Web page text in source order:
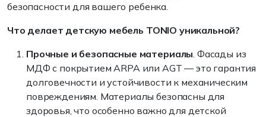
безопасности для вашего ребенка.
Что делает детскую мебель TONIO уникальной?
Прочные и безопасные материалы. Фасады из
МДФ с покрытием ARPA или AGT — это гарантия
долговечности и устойчивости к механическим
повреждениям. Материалы безопасны для
здоровья, что особенно важно для детской